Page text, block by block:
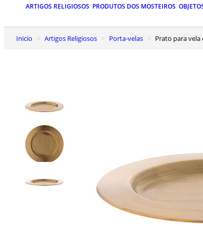
ARTIGOS RELIGIOSOS PRODUTOS DOS MOSTEIROS
Inicio Artigos Religiosos Porta-velas Prato para